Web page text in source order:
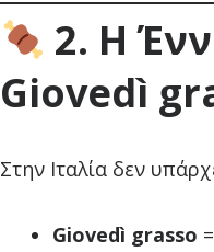
2. Η
Giovedì
Στην Ιταλία δεν
Giovedì grasso